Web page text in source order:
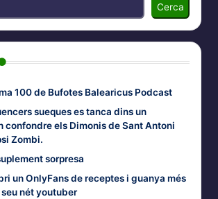
Cerca
100 de Bufotes Balearicus Podcast
sueques es tanca dins un
confondre els Dimonis de Sant Antoni
Zombi.
sorpresa
un OnlyFans de receptes i guanya més
nét youtuber